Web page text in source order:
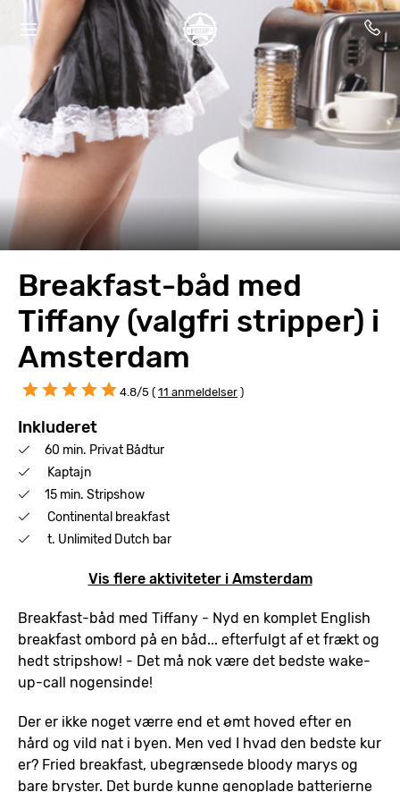
Breakfast-båd med
Tiffany (valgfri stripper) i
Amsterdam
4.8/5 ( 11 anmeldelser )
Inkluderet
60 min. Privat Bådtur
Kaptajn
15 min. Stripshow
Continental breakfast
t. Unlimited Dutch bar
Vis flere aktiviteter i Amsterdam
Breakfast-båd med Tiffany - Nyd en komplet English
breakfast ombord på en båd... efterfulgt af et frækt og
hedt stripshow! - Det må nok være det bedste wake-
up-call nogensinde!
Der er ikke noget værre end et ømt hoved efter en
hård og vild nat i byen. Men ved I hvad den bedste kur
er? Fried breakfast, ubegrænsede bloody marys og
bare bryster. Det burde kunne genoplade batterierne